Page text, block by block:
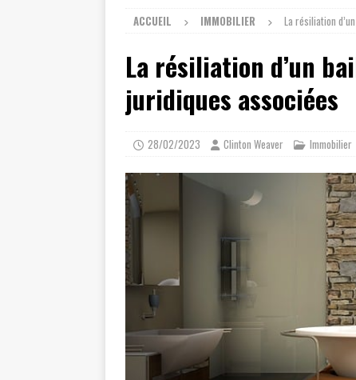
ACCUEIL IMMOBILIER La résiliation
La résiliation d’un
juridiques associées
28/02/2023 Clinton Weaver Immobilier